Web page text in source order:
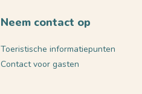
Neem contact op
Toeristische informatiepunten
Contact voor gasten